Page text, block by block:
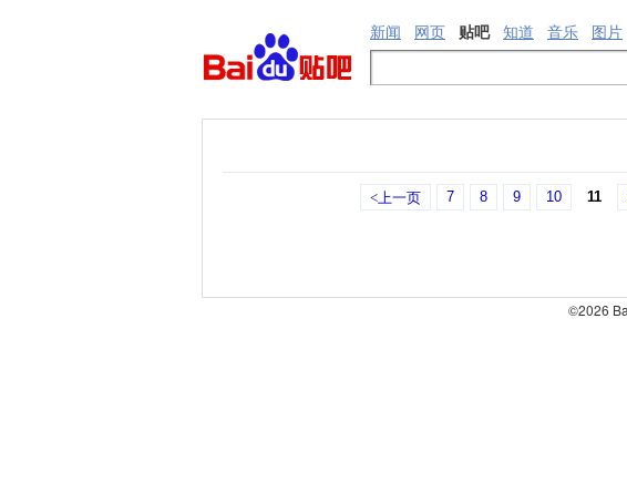
新闻 网页 贴吧 知道 音乐 图片
<上一页 7 8 9 10 11
©2026